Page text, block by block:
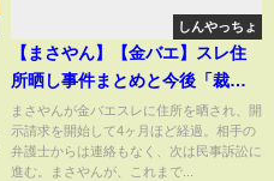
しんやっちょ
【まさやん】【金バエ】スレ住
所晒し事件まとめと今後「裁判
で明らかにする。使用者は誰
か!」散骨【横山緑】も疑問抱
く!?
まさやんが金バエスレに住所を晒され、開
示請求を開始して4ヶ月ほど経過。相手の
弁護士からは連絡もなく、次は民事訴訟に
進む。まさやんが、これまで...